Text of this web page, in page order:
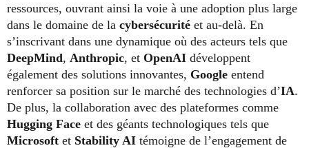
ressources, ouvrant ainsi la voie à une adoption plus large
dans le domaine de la cybersécurité et au-delà. En
s’inscrivant dans une dynamique où des acteurs tels que
DeepMind, Anthropic, et OpenAI développent
également des solutions innovantes, Google entend
renforcer sa position sur le marché des technologies d’IA.
De plus, la collaboration avec des plateformes comme
Hugging Face et des géants technologiques tels que
Microsoft et Stability AI témoigne de l’engagement de